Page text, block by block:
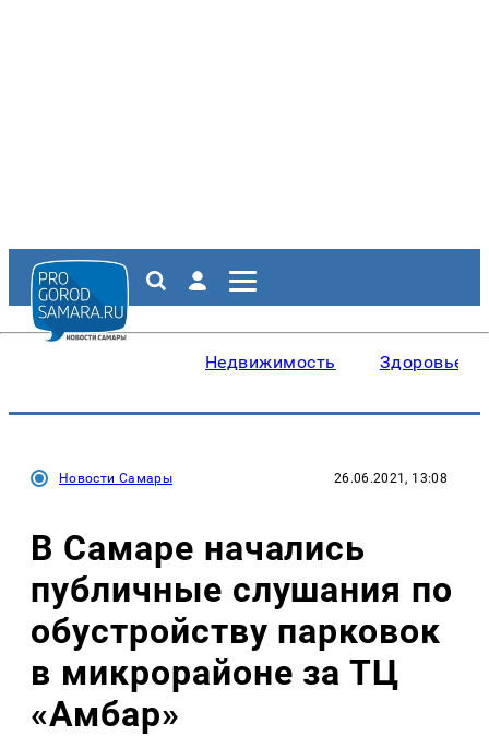
Недвижимость Здоровье
Новости Самары 26.06.2021, 13:08
В Самаре начались
публичные слушания по
обустройству парковок
в микрорайоне за ТЦ
«Амбар»